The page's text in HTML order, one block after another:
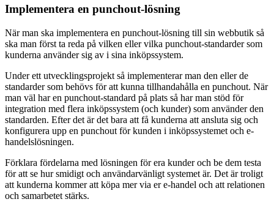
Implementera en punchout-lösning
När man ska implementera en punchout-lösning till sin webbutik så
ska man först ta reda på vilken eller vilka punchout-standarder som
kunderna använder sig av i sina inköpssystem.
Under ett utvecklingsprojekt så implementerar man den eller de
standarder som behövs för att kunna tillhandahålla en punchout. När
man väl har en punchout-standard på plats så har man stöd för
integration med flera inköpssystem (och kunder) som använder den
standarden. Efter det är det bara att få kunderna att ansluta sig och
konfigurera upp en punchout för kunden i inköpssystemet och e-
handelslösningen.
Förklara fördelarna med lösningen för era kunder och be dem testa
för att se hur smidigt och användarvänligt systemet är. Det är troligt
att kunderna kommer att köpa mer via er e-handel och att relationen
och samarbetet stärks.